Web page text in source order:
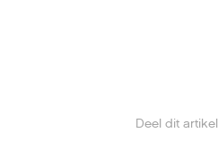
Deel dit artikel